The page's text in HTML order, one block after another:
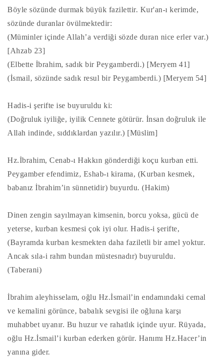
Böyle sözünde durmak büyük fazilettir. Kur'an-ı kerimde,
sözünde duranlar övülmektedir:
(Müminler içinde Allah’a verdiği sözde duran nice erler var.)
[Ahzab 23]
(Elbette İbrahim, sadık bir Peygamberdi.) [Meryem 41]
(İsmail, sözünde sadık resul bir Peygamberdi.) [Meryem 54]
Hadis-i şerifte ise buyuruldu ki:
(Doğruluk iyiliğe, iyilik Cennete götürür. İnsan doğruluk ile
Allah indinde, sıddıklardan yazılır.) [Müslim]
Hz.İbrahim, Cenab-ı Hakkın gönderdiği koçu kurban etti.
Peygamber efendimiz, Eshab-ı kirama, (Kurban kesmek,
babanız İbrahim’in sünnetidir) buyurdu. (Hakim)
Dinen zengin sayılmayan kimsenin, borcu yoksa, gücü de
yeterse, kurban kesmesi çok iyi olur. Hadis-i şerifte,
(Bayramda kurban kesmekten daha faziletli bir amel yoktur.
Ancak sıla-i rahm bundan müstesnadır) buyuruldu.
(Taberani)
İbrahim aleyhisselam, oğlu Hz.İsmail’in endamındaki cemal
ve kemalini görünce, babalık sevgisi ile oğluna karşı
muhabbet uyanır. Bu huzur ve rahatlık içinde uyur. Rüyada,
oğlu Hz.İsmail’i kurban ederken görür. Hanımı Hz.Hacer’in
yanına gider.